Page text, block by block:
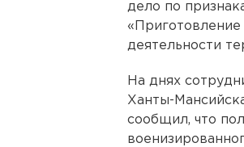
дело по
«Приготовление
деятельности
На днях
Ханты-
сообщил, что